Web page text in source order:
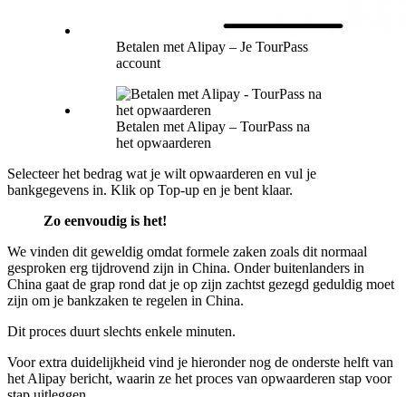
Betalen met Alipay – Je TourPass
account
Betalen met Alipay – TourPass na
het opwaarderen
Selecteer het bedrag wat je wilt opwaarderen en vul je
bankgegevens in. Klik op Top-up en je bent klaar.
Zo eenvoudig is het!
We vinden dit geweldig omdat formele zaken zoals dit normaal
gesproken erg tijdrovend zijn in China. Onder buitenlanders in
China gaat de grap rond dat je op zijn zachtst gezegd geduldig moet
zijn om je bankzaken te regelen in China.
Dit proces duurt slechts enkele minuten.
Voor extra duidelijkheid vind je hieronder nog de onderste helft van
het Alipay bericht, waarin ze het proces van opwaarderen stap voor